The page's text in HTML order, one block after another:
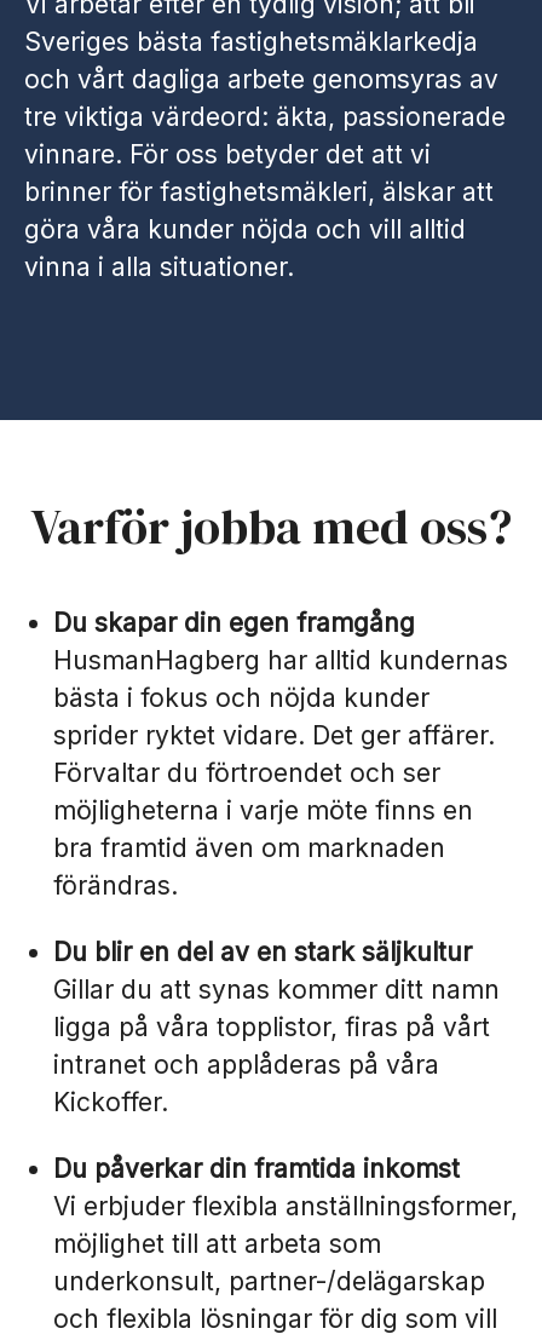
Sveriges bästa fastighetsmäklarkedja
och vårt dagliga arbete genomsyras av
tre viktiga värdeord: äkta, passionerade
vinnare. För oss betyder det att vi
brinner för fastighetsmäkleri, älskar att
göra våra kunder nöjda och vill alltid
vinna i alla situationer.
Varför jobba med oss?
Du skapar din egen framgång
HusmanHagberg har alltid kundernas
bästa i fokus och nöjda kunder
sprider ryktet vidare. Det ger affärer.
Förvaltar du förtroendet och ser
möjligheterna i varje möte finns en
bra framtid även om marknaden
förändras.
Du blir en del av en stark säljkultur
Gillar du att synas kommer ditt namn
ligga på våra topplistor, firas på vårt
intranet och applåderas på våra
Kickoffer.
Du påverkar din framtida inkomst
Vi erbjuder flexibla anställningsformer,
möjlighet till att arbeta som
underkonsult, partner-/delägarskap
och flexibla lösningar för dig som vill